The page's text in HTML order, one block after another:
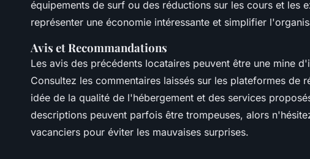
équipements de surf ou des réductions sur les cours et les
représenter une économie intéressante et simplifier
Avis et Recommandations
Les avis des précédents locataires peuvent être une mine
Consultez les commentaires laissés sur les plateformes de
idée de la qualité de l'hébergement et des services
descriptions peuvent parfois être trompeuses, alors
vacanciers pour éviter les mauvaises surprises.